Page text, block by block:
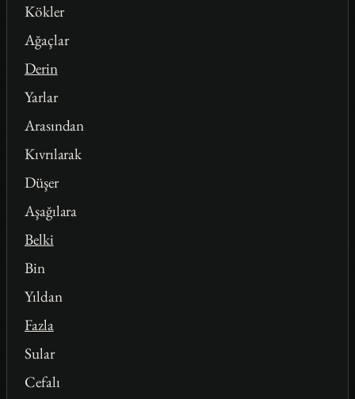
Kökler
Ağaçlar
Derin
Yarlar
Arasından
Kıvrılarak
Düşer
Aşağılara
Belki
Bin
Yıldan
Fazla
Sular
Cefalı